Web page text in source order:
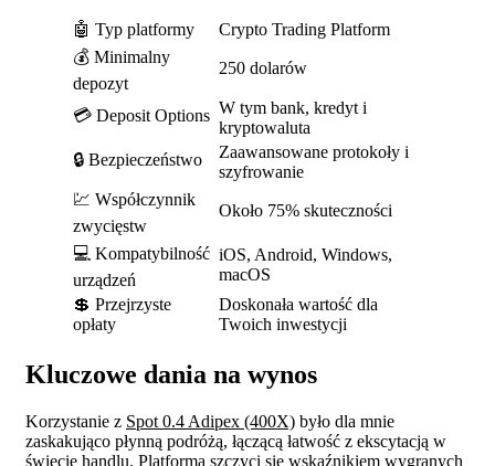
🤖 Typ platformy
Crypto Trading Platform
💰 Minimalny
depozyt
250 dolarów
💳 Deposit Options W tym bank, kredyt i
kryptowaluta
🔒 Bezpieczeństwo
Zaawansowane protokoły i
szyfrowanie
💹 Współczynnik
zwycięstw
Około 75% skuteczności
💻 Kompatybilność
urządzeń
iOS, Android, Windows,
macOS
💲 Przejrzyste
opłaty
Doskonała wartość dla
Twoich inwestycji
Kluczowe dania na wynos
Korzystanie z Spot 0.4 Adipex (400X) było dla mnie
zaskakująco płynną podróżą, łączącą łatwość z ekscytacją w
świecie handlu. Platforma szczyci się wskaźnikiem wygranych